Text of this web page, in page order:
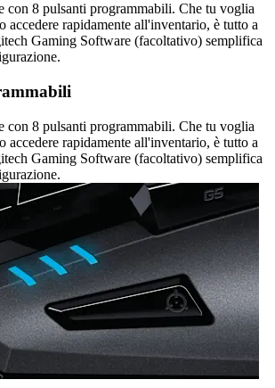
con 8 pulsanti programmabili. Che tu voglia
accedere rapidamente all'inventario, è tutto a
Gaming Software (facoltativo) semplifica
con 8 pulsanti programmabili. Che tu voglia
accedere rapidamente all'inventario, è tutto a
Gaming Software (facoltativo) semplifica